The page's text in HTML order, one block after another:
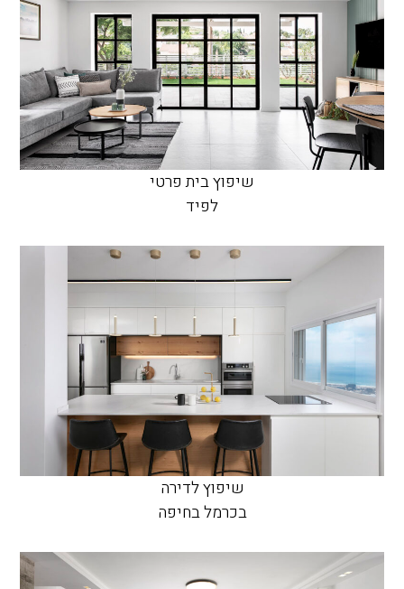
שיפוץ בית פרטי
לפיד
שיפוץ לדירה
בכרמל בחיפה